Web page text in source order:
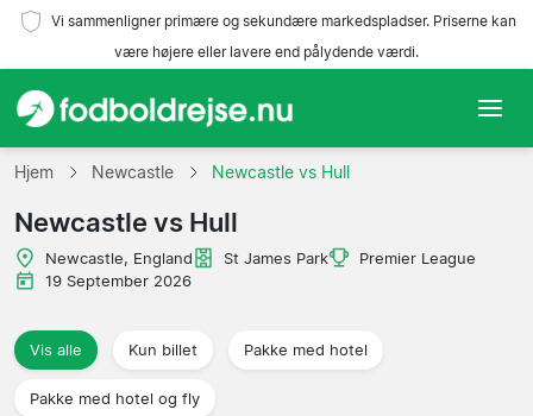
Vi sammenligner primære og sekundære markedspladser. Priserne kan
være højere eller lavere end pålydende værdi.
Hjem
Hold
Ligaer
Rejsebureauer
Hjem Newcastle Newcastle vs Hull
Newcastle vs Hull
Newcastle, England St James Park
Premier League
19 September 2026
Vis alle Kun billet Pakke med hotel
Pakke med hotel og fly